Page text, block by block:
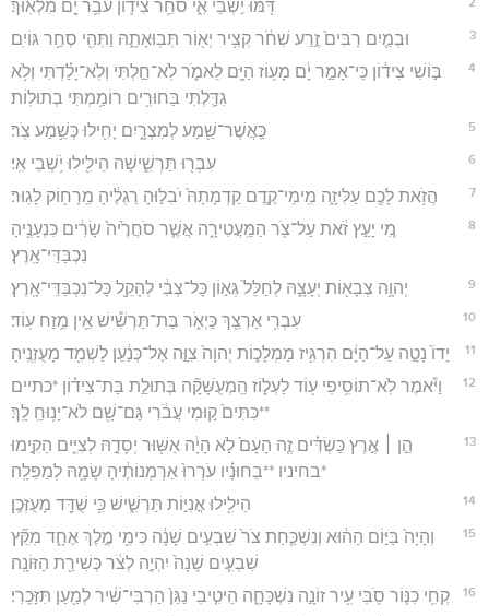
דֹּ֖מּוּ יֹ֣שְׁבֵי אִ֑י סֹחֵ֥ר צִיד֛וֹן עֹבֵ֥ר יָ֖ם מִלְאֽוּךְ׃
3 וּבְמַ֤יִם רַבִּים֙ זֶ֣רַע שִׁחֹ֔ר קְצִ֥יר יְא֖וֹר תְּבֽוּאָתָ֑הּ וַתְּהִ֖י סְחַ֥ר גּוֹיִֽם׃
4
בּ֣וֹשִׁי צִיד֔וֹן כִּֽי־אָמַ֣ר יָ֔ם מָע֥וֹז הַיָּ֖ם לֵאמֹ֑ר לֹֽא־חַ֣לְתִּי וְלֹֽא־יָלַ֗דְתִּי וְלֹ֥א
גִדַּ֛לְתִּי בַּחוּרִ֖ים רוֹמַ֥מְתִּי בְתוּלֽוֹת׃
5 כַּֽאֲשֶׁר־שֵׁ֖מַע לְמִצְרָ֑יִם יָחִ֖ילוּ כְּשֵׁ֥מַע צֹֽר׃
6 עִבְר֖וּ תַּרְשִׁ֑ישָׁה הֵילִ֖ילוּ יֹ֥שְׁבֵי אִֽי׃
7 הֲזֹ֥את לָכֶ֖ם עַלִּיזָ֑ה מִֽימֵי־קֶ֤דֶם קַדְמָתָהּ֙ יֹבִל֣וּהָ רַגְלֶ֔יהָ מֵֽרָח֖וֹק לָגֽוּר׃
8
מִ֚י יָעַ֣ץ זֹ֔את עַל־צֹ֖ר הַמַּֽעֲטִירָ֑ה אֲשֶׁ֤ר סֹחֲרֶ֙יה֙ שָׂרִ֔ים כִּנְעָנֶ֖יהָ
נִכְבַּדֵּי־אָֽרֶץ׃
9 יְהוָ֥ה צְבָא֖וֹת יְעָצָ֑הּ לְחַלֵּל֙ גְּא֣וֹן כָּל־צְבִ֔י לְהָקֵ֖ל כָּל־נִכְבַּדֵּי־אָֽרֶץ׃
10 עִבְרִ֥י אַרְצֵ֖ךְ כַּיְאֹ֑ר בַּת־תַּרְשִׁ֕ישׁ אֵ֖ין מֵ֥זַח עֽוֹד׃
11 יָדוֹ֙ נָטָ֣ה עַל־הַיָּ֔ם הִרְגִּ֖יז מַמְלָכ֑וֹת יְהוָה֙ צִוָּ֣ה אֶל־כְּנַ֔עַן לַשְׁמִ֖ד מָעֻזְנֶֽיהָ׃
12
וַיֹּ֕אמֶר לֹֽא־תוֹסִ֥יפִי ע֖וֹד לַעְל֑וֹז הַֽמְעֻשָּׁקָ֞ה בְּתוּלַ֣ת בַּת־צִיד֗וֹן *כתיים
**כִּתִּים֙ ק֣וּמִי עֲבֹ֔רִי גַּם־שָׁ֖ם לֹא־יָנ֥וּחַֽ לָֽךְ׃
13
הֵ֣ן ׀ אֶ֣רֶץ כַּשְׂדִּ֗ים זֶ֤ה הָעָם֙ לֹ֣א הָיָ֔ה אַשּׁ֖וּר יְסָדָ֣הּ לְצִיִּ֑ים הֵקִ֣ימוּ
*בחיניו **בַחוּנָ֗יו עֹרְרוּ֙ אַרְמְנוֹתֶ֔יהָ שָׂמָ֖הּ לְמַפֵּלָֽה׃
14 הֵילִ֖ילוּ אֳנִיּ֣וֹת תַּרְשִׁ֑ישׁ כִּ֥י שֻׁדַּ֖ד מָעֻזְּכֶֽן׃
15
וְהָיָה֙ בַּיּ֣וֹם הַה֔וּא וְנִשְׁכַּ֤חַת צֹר֙ שִׁבְעִ֣ים שָׁנָ֔ה כִּימֵ֖י מֶ֣לֶךְ אֶחָ֑ד מִקֵּ֞ץ
שִׁבְעִ֤ים שָׁנָה֙ יִהְיֶ֣ה לְצֹ֔ר כְּשִׁירַ֖ת הַזּוֹנָֽה׃
16 קְחִ֥י כִנּ֛וֹר סֹ֥בִּי עִ֖יר זוֹנָ֣ה נִשְׁכָּחָ֑ה הֵיטִ֤יבִי נַגֵּן֙ הַרְבִּי־שִׁ֔יר לְמַ֖עַן תִּזָּכֵֽרִי׃